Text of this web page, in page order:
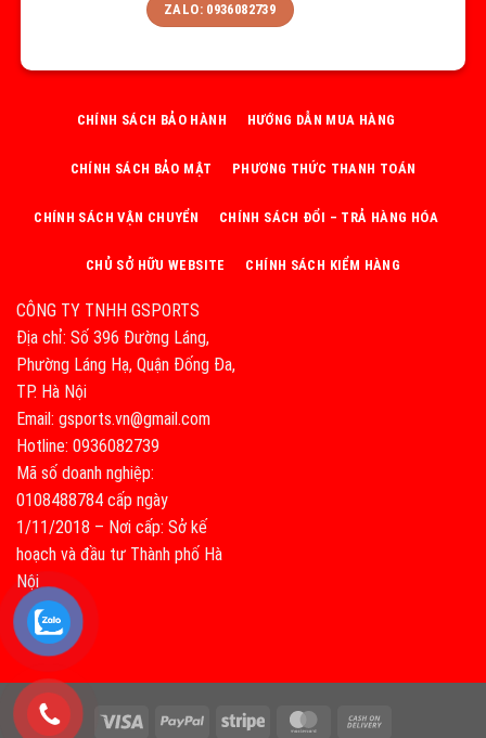
ZALO: 0936082739
CÔNG TY TNHH GSPORTS
Địa chỉ: Số 396 Đường Láng,
Phường Láng Hạ, Quận Đống Đa,
TP. Hà Nội
Email: gsports.vn@gmail.com
Hotline: 0936082739
Mã số doanh nghiệp:
0108488784 cấp ngày
1/11/2018 – Nơi cấp: Sở kế
hoạch và đầu tư Thành phố Hà
Nội
CHÍNH SÁCH BẢO HÀNH HƯỚNG DẪN MUA HÀNG
CHÍNH SÁCH BẢO MẬT PHƯƠNG THỨC THANH TOÁN
CHÍNH SÁCH VẬN CHUYỂN CHÍNH SÁCH ĐỔI – TRẢ HÀNG HÓA
CHỦ SỞ HỮU WEBSITE CHÍNH SÁCH KIỂM HÀNG